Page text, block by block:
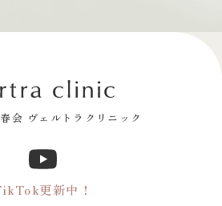
会 ヴェルトラクリニック
更新中！